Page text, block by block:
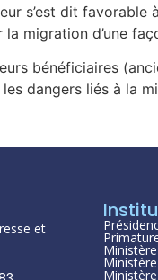
s’est dit
migration d’une
bénéficiaires
dangers liés à la
et